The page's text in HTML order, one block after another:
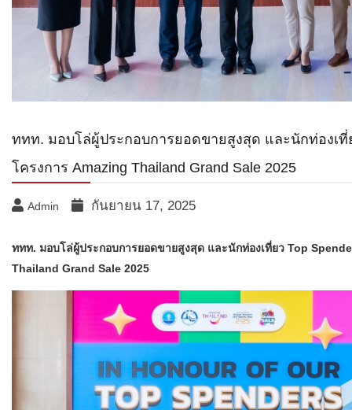
ททท. มอบโล่ผู้ประกอบการยอดขายสูงสุด และนักท่องเที่
โครงการ Amazing Thailand Grand Sale 2025
Admin กันยายน 17, 2025
ททท. มอบโล่ผู้ประกอบการยอดขายสูงสุด และนักท่องเที่ยว Top
Thailand Grand Sale 2025